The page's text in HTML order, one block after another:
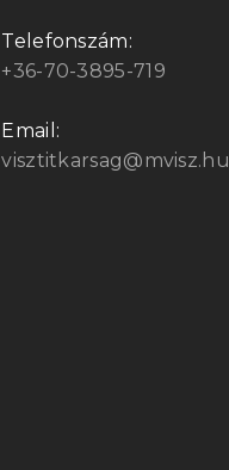
Telefonszám:
+36-70-3895-719
Email:
visztitkarsag@mvisz.hu